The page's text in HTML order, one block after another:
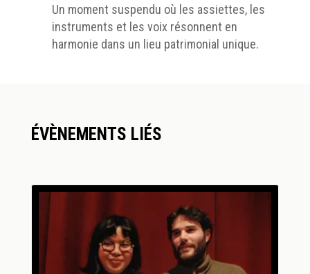
Un moment suspendu où les assiettes, les
instruments et les voix résonnent en
harmonie dans un lieu patrimonial unique.
ÉVÈNEMENTS LIÉS